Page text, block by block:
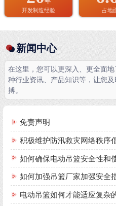
开发制造经验 占地
新闻中心
在这里，您可以更深入、更全面
种行业资讯、产品知识等，让您
搏。
免责声明
积极维护防汛救灾网络秩序
如何确保电动吊篮安全性和
如何加强吊篮厂家加强安全
电动吊篮如何才能适应复杂